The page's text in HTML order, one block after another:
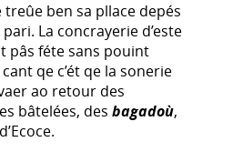
ben sa pllace depés
La concrayerie d’este
pâs féte sans pouint
qe c’ét qe la sonerie
ao retour des
bâtelées, desbagadoù,
d’Ecoce.